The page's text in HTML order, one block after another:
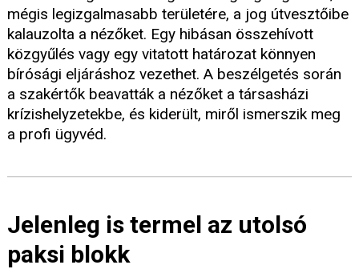
mégis legizgalmasabb területére, a jog útvesztőibe
kalauzolta a nézőket. Egy hibásan összehívott
közgyűlés vagy egy vitatott határozat könnyen
bírósági eljáráshoz vezethet. A beszélgetés során
a szakértők beavatták a nézőket a társasházi
krízishelyzetekbe, és kiderült, miről ismerszik meg
a profi ügyvéd.
Jelenleg is termel az utolsó
paksi blokk